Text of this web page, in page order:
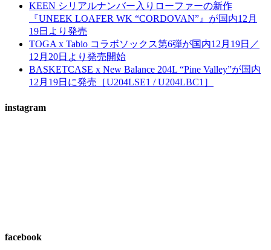
KEEN シリアルナンバー入りローファーの新作
『UNEEK LOAFER WK “CORDOVAN”』が国内12月
19日より発売
TOGA x Tabio コラボソックス第6弾が国内12月19日／
12月20日より発売開始
BASKETCASE x New Balance 204L “Pine Valley”が国内
12月19日に発売［U204LSE1 / U204LBC1］
instagram
facebook